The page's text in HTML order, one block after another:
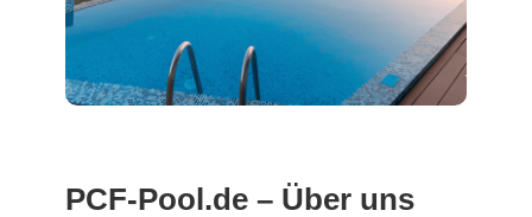
PCF-Pool.de – Über uns